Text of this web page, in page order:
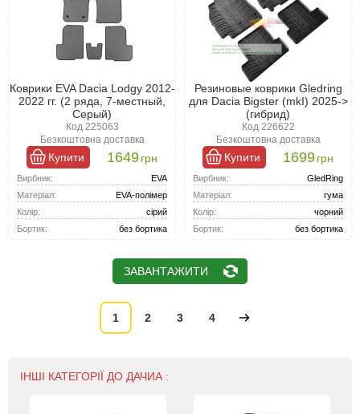
Коврики EVA Dacia Lodgy 2012-
2022 гг. (2 ряда, 7-местный,
Серый)
Код 225063
Безкоштовна доставка
Купити 1649грн
Вирбник:
EVA
Матеріал:
EVA-полімер
Колір:
сірий
Бортик:
без бортика
Резиновые коврики Gledring
для Dacia Bigster (mkI) 2025->
(гибрид)
Код 226622
Безкоштовна доставка
Купити 1699грн
Вирбник:
GledRing
Матеріал:
гума
Колір:
чорний
Бортик:
без бортика
ЗАВАНТАЖИТИ
1 2 3 4
ІНШІ КАТЕГОРІЇ ДО ДАЧИА :